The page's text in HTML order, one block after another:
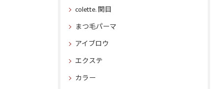
colette. 関目
まつ毛パーマ
アイブロウ
エクステ
カラー